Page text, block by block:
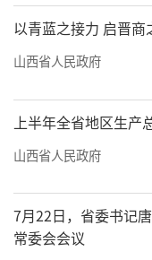
以青蓝之接力 启晋商
山西省人民政府
上半年全省地区生产
山西省人民政府
7月22日，省委书记
常委会会议